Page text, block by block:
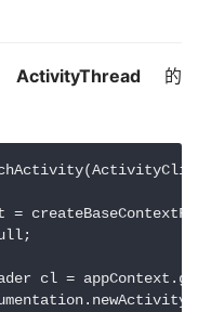
ActivityThread 的
=
cl =